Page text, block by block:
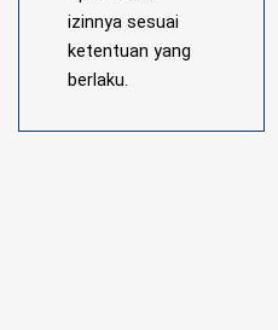
izinnya sesuai
ketentuan yang
berlaku.